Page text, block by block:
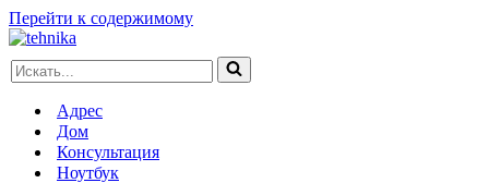
Перейти к содержимому
Искать...
Адрес
Дом
Консультация
Ноутбук